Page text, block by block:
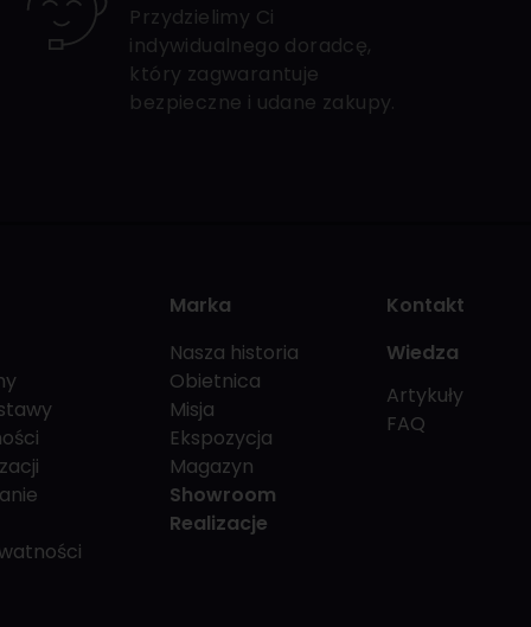
Przydzielimy Ci
indywidualnego doradcę,
który zagwarantuje
bezpieczne i udane zakupy.
Marka
Nasza historia
Obietnica
Misja
Ekspozycja
Magazyn
Showroom
Realizacje
Kontakt
Wiedza
Artykuły
FAQ